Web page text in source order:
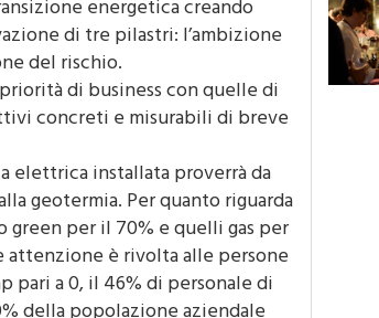
energetica creando
di tre pilastri: l’ambizione
del rischio.
di business con quelle di
concreti e misurabili di breve
elettrica installata proverrà da
geotermia. Per quanto riguarda
per il 70% e quelli gas per
è rivolta alle persone
pari a 0, il 46% di personale di